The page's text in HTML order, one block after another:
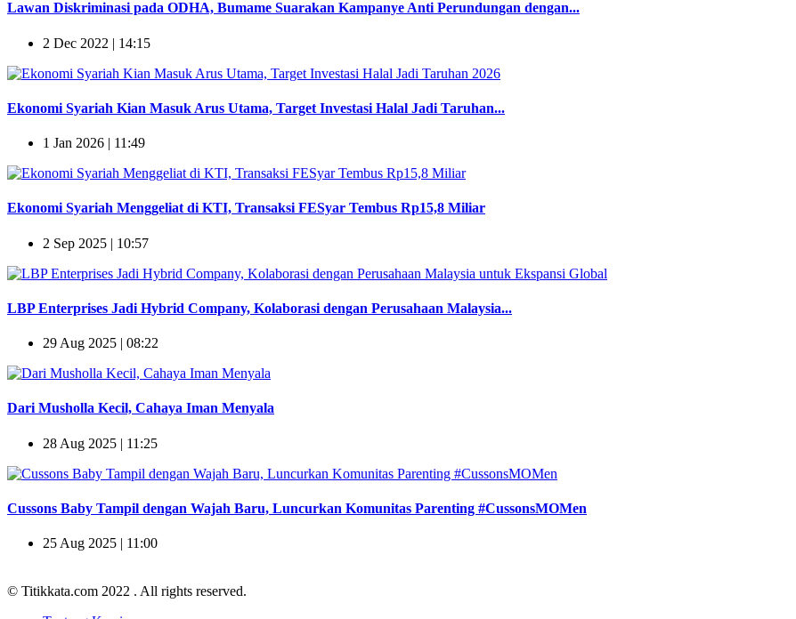
Lawan Diskriminasi pada ODHA, Bumame Suarakan Kampanye Anti Perundungan dengan...
2 Dec 2022 | 14:15
Ekonomi Syariah Kian Masuk Arus Utama, Target Investasi Halal Jadi Taruhan...
1 Jan 2026 | 11:49
Ekonomi Syariah Menggeliat di KTI, Transaksi FESyar Tembus Rp15,8 Miliar
2 Sep 2025 | 10:57
LBP Enterprises Jadi Hybrid Company, Kolaborasi dengan Perusahaan Malaysia...
29 Aug 2025 | 08:22
Dari Musholla Kecil, Cahaya Iman Menyala
28 Aug 2025 | 11:25
Cussons Baby Tampil dengan Wajah Baru, Luncurkan Komunitas Parenting #CussonsMOMen
25 Aug 2025 | 11:00
© Titikkata.com 2022 . All rights reserved.